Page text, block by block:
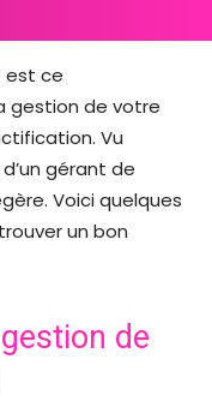
est ce
gestion de votre
Vu
gérant de
Voici quelques
un bon
de